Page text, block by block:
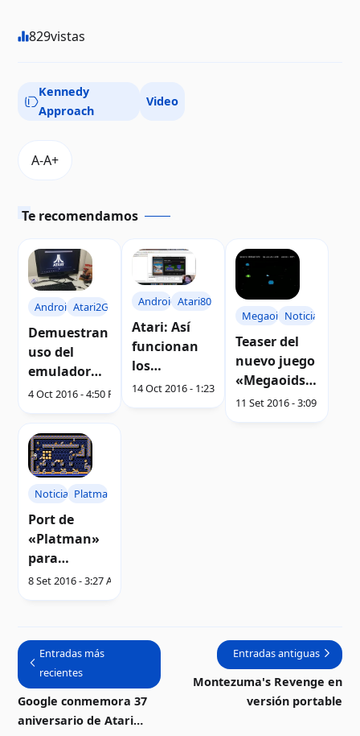
829vistas
Kennedy
Approach
Video
Te recomendamos
AndroidAtari2Go
Demuestran
uso del
emulador
Atari2Go |
4 Oct 2016 - 4:50 PM
Android Atari800
Atari: Así
funcionan
los
emuladores
14 Oct 2016 - 1:23 AM
MegaoidsNoticias
Teaser del
nuevo juego
«Megaoids»
para Atari 8-
11 Set 2016 - 3:09 AM
Noticias Platman
Port de
«Platman»
para
computador
8 Set 2016 - 3:27 AM
Entradas más
recientes
Google conmemora 37
aniversario de Atari
Entradas antiguas
Montezuma's Revenge en
versión portable